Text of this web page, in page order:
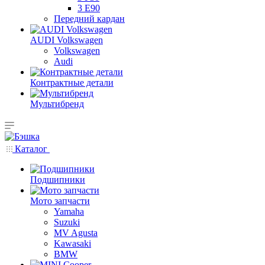
3 E90
Передний кардан
AUDI Volkswagen
Volkswagen
Audi
Контрактные детали
Мультибренд
Каталог
Подшипники
Мото запчасти
Yamaha
Suzuki
MV Agusta
Kawasaki
BMW